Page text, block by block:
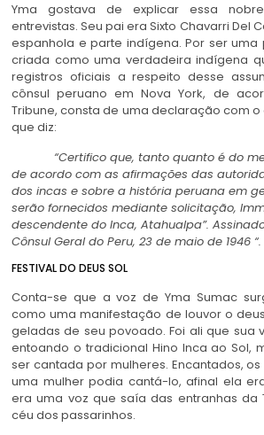
Yma gostava de explicar essa
entrevistas. Seu pai era Sixto Chavarri Del
espanhola e parte indígena. Por ser uma
criada como uma verdadeira indígena
registros oficiais a respeito desse
cônsul peruano em Nova York, de
Tribune, consta de uma declaração com o
que diz:
“Certifico que, tanto quanto é do
de acordo com as afirmações das
dos incas e sobre a história peruana em
serão fornecidos mediante solicitação,
descendente do Inca, Atahualpa”.
Cônsul Geral do Peru, 23 de maio de 1946 “.
FESTIVAL DO DEUS SOL
Conta-se que a voz de Yma Sumac
como uma manifestação de louvor o
geladas de seu povoado. Foi ali que sua
entoando o tradicional Hino Inca ao Sol,
ser cantada por mulheres. Encantados,
uma mulher podia cantá-lo, afinal ela
era uma voz que saía das entranhas da
céu dos passarinhos.